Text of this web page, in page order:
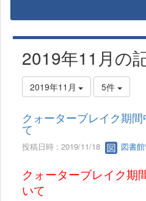
2019年11月の
2019年11月 5件
クォーターブレイク期
て
投稿日時 : 2019/11/18 図書
クォーターブレイク期
いて